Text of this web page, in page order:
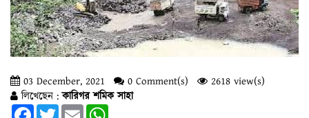
03 December, 2021 0 Comment(s)
2618 view(s)
লিখেছেন :কারিগর শমিক সাহা
FacebookTwitterEmail